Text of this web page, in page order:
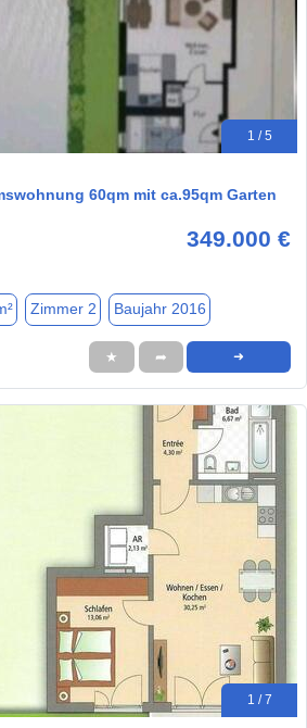
1 / 5
60qm mit ca.95qm Garten
349.000 €
Zimmer 2 Baujahr 2016
★ ➦ ➜
1 / 7